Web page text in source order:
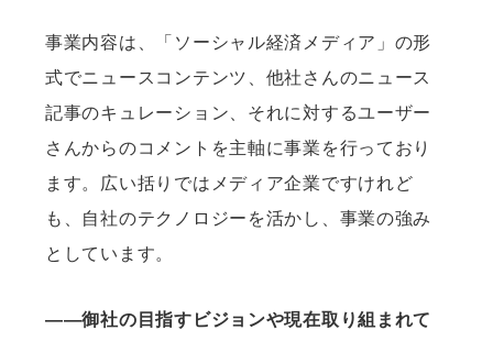
事業内容は、「ソーシャル経済メディア」の形
式でニュースコンテンツ、他社さんのニュース
記事のキュレーション、それに対するユーザー
さんからのコメントを主軸に事業を行っており
ます。広い括りではメディア企業ですけれど
も、自社のテクノロジーを活かし、事業の強み
としています。
——御社の目指すビジョンや現在取り組まれて